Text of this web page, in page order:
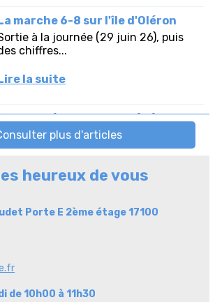
heureux de vous
Porte E 2ème étage 17100
de 10h00 à 11h30